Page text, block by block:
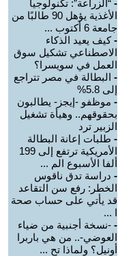
- “الزراعة”: تكنولوجيا
الأغذية يؤهل 90 طالبًا من
جامعة 6 أكتوب ...
-كيف يعيد الذكاء
الاصطناعي تشكيل سوق
العمل في سويسرا؟
- البطالة في مصر تتراجع
إلى 5.8%
- موظفو -إيجز- يطالبون
بحقوقهم.. وهيأة تشغيل
الزبير ترد
- طلبات إعانة البطالة
الأمريكية ترتفع إلى 199
ألفا الأسبوع الم ...
- دراسة تدق ناقوس
الخطر: رفع سن التقاعد
قد يأتي على حساب صحة
ا ...
- -نسخة أجنبية من ضياء
العوضي-.. من هي باربرا
أونيل؟ ولماذا تح ...